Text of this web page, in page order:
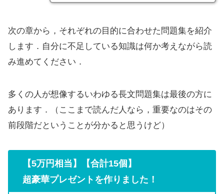
次の章から，それぞれの目的に合わせた問題集を紹介
します．自分に不足している知識は何か考えながら読
み進めてください．
多くの人が想像するいわゆる長文問題集は最後の方に
あります．（ここまで読んだ人なら，重要なのはその
前段階だということが分かると思うけど）
【5万円相当】【合計15個】
超豪華プレゼントを作りました！